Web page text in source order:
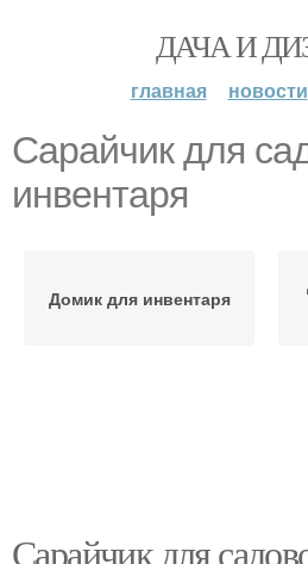
ДАЧА И
главная новости
Сарайчик для
инвентаря
Домик для инвентаря
Сарайчик для